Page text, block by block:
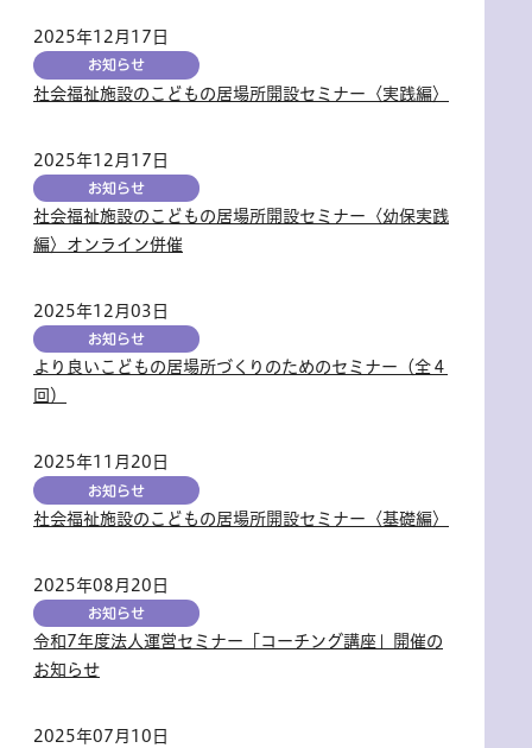
2025年12月17日
お知らせ
社会福祉施設のこどもの居場所開設セミナー〈実践編〉
2025年12月17日
お知らせ
社会福祉施設のこどもの居場所開設セミナー〈幼保実践
編〉オンライン併催
2025年12月03日
お知らせ
より良いこどもの居場所づくりのためのセミナー（全４
回）
2025年11月20日
お知らせ
社会福祉施設のこどもの居場所開設セミナー〈基礎編〉
2025年08月20日
お知らせ
令和7年度法人運営セミナー「コーチング講座」開催の
お知らせ
2025年07月10日